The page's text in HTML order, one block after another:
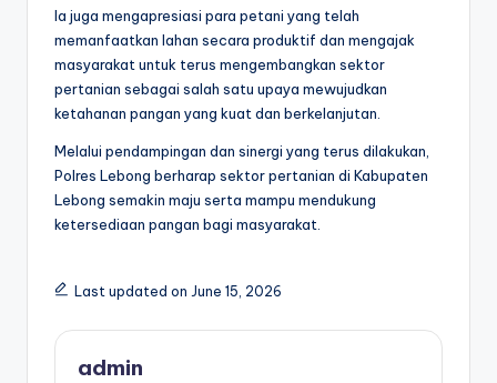
Ia juga mengapresiasi para petani yang telah
memanfaatkan lahan secara produktif dan mengajak
masyarakat untuk terus mengembangkan sektor
pertanian sebagai salah satu upaya mewujudkan
ketahanan pangan yang kuat dan berkelanjutan.
Melalui pendampingan dan sinergi yang terus dilakukan,
Polres Lebong berharap sektor pertanian di Kabupaten
Lebong semakin maju serta mampu mendukung
ketersediaan pangan bagi masyarakat.
Last updated on June 15, 2026
admin